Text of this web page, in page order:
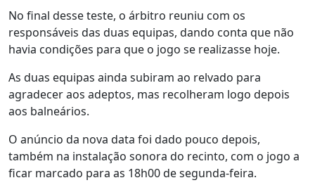
No final desse teste, o árbitro reuniu com os
responsáveis das duas equipas, dando conta que não
havia condições para que o jogo se realizasse hoje.
As duas equipas ainda subiram ao relvado para
agradecer aos adeptos, mas recolheram logo depois
aos balneários.
O anúncio da nova data foi dado pouco depois,
também na instalação sonora do recinto, com o jogo a
ficar marcado para as 18h00 de segunda-feira.